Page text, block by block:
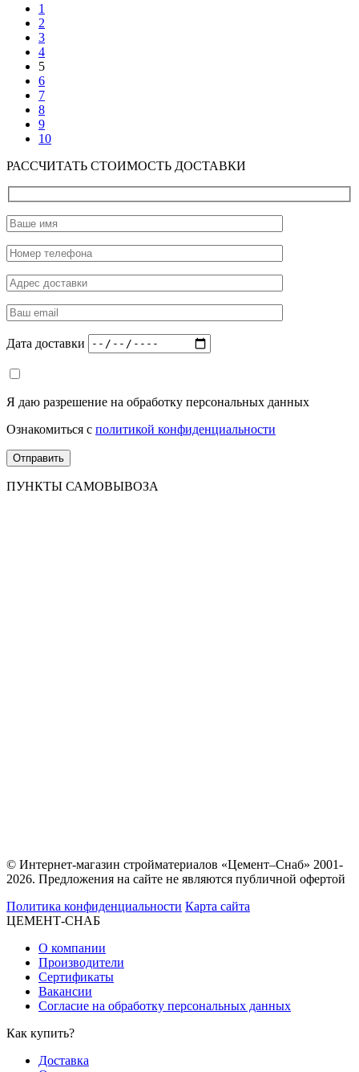
1
2
3
4
5
6
7
8
9
10
РАССЧИТАТЬ СТОИМОСТЬ ДОСТАВКИ
Дата доставки
Я даю разрешение на обработку персональных данных
Ознакомиться с политикой конфиденциальности
ПУНКТЫ САМОВЫВОЗА
© Интернет-магазин стройматериалов «Цемент–Снаб» 2001-
2026. Предложения на сайте не являются публичной офертой
Политика конфиденциальности Карта сайта
ЦЕМЕНТ-СНАБ
О компании
Производители
Сертификаты
Вакансии
Согласие на обработку персональных данных
Как купить?
Доставка